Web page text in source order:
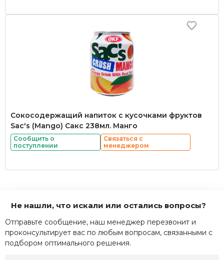
Сокосодержащий напиток с кусочками фруктов
Sac's (Mango) Сакс 238мл. Манго
Сообщить о
поступлении
Связаться с
менеджером
Не нашли, что искали или остались вопросы?
Отправьте сообщение, наш менеджер перезвонит и
проконсультирует вас по любым вопросам, связанными с
подбором оптимального решения.